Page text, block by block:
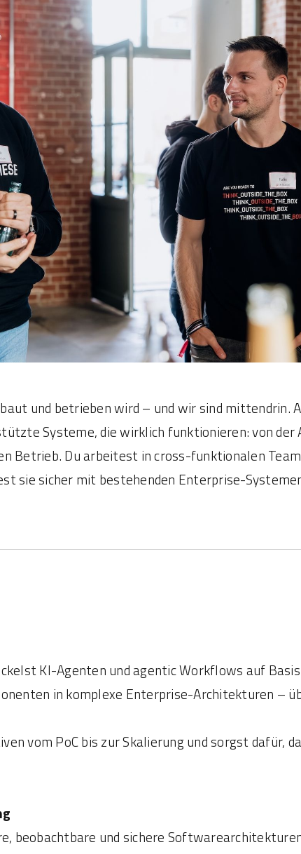
und betrieben wird – und wir sind mittendrin.
Systeme, die wirklich funktionieren: von der
Betrieb. Du arbeitest in cross-funktionalen
sie sicher mit bestehenden Enterprise-
KI-Agenten und agentic Workflows auf Basis
in komplexe Enterprise-Architekturen –
vom PoC bis zur Skalierung und sorgst dafür,
beobachtbare und sichere